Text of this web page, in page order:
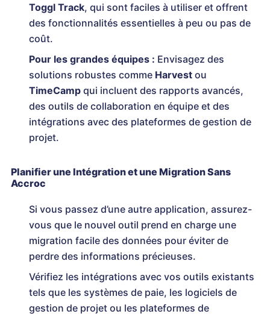
Toggl Track, qui sont faciles à utiliser et offrent
des fonctionnalités essentielles à peu ou pas de
coût.
Pour les grandes équipes : Envisagez des
solutions robustes comme Harvest ou
TimeCamp qui incluent des rapports avancés,
des outils de collaboration en équipe et des
intégrations avec des plateformes de gestion de
projet.
Planifier une Intégration et une Migration Sans
Accroc
Si vous passez d’une autre application, assurez-
vous que le nouvel outil prend en charge une
migration facile des données pour éviter de
perdre des informations précieuses.
Vérifiez les intégrations avec vos outils existants
tels que les systèmes de paie, les logiciels de
gestion de projet ou les plateformes de